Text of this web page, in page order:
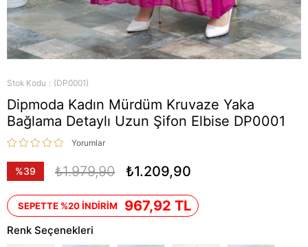
Stok Kodu (DP0001)
Dipmoda Kadın Mürdüm Kruvaze Yaka
Bağlama Detaylı Uzun Şifon Elbise DP0001
Yorumlar
%39
₺1.979,90 ₺1.209,90
SEPETTE %20 İNDİRİM 967,92 TL
Renk Seçenekleri